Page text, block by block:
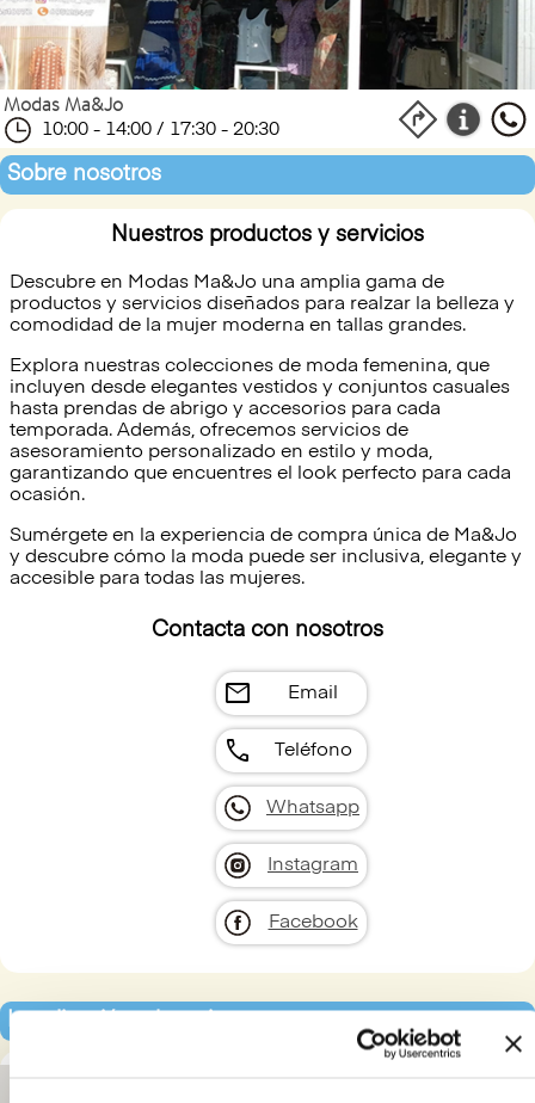
Modas Ma&Jo
10:00 - 14:00 / 17:30 - 20:30
Sobre nosotros
Nuestros productos y servicios
Descubre en Modas Ma&Jo una amplia gama de
productos y servicios diseñados para realzar la belleza y
comodidad de la mujer moderna en tallas grandes.
Explora nuestras colecciones de moda femenina, que
incluyen desde elegantes vestidos y conjuntos casuales
hasta prendas de abrigo y accesorios para cada
temporada. Además, ofrecemos servicios de
asesoramiento personalizado en estilo y moda,
garantizando que encuentres el look perfecto para cada
ocasión.
Sumérgete en la experiencia de compra única de Ma&Jo
y descubre cómo la moda puede ser inclusiva, elegante y
accesible para todas las mujeres.
Contacta con nosotros
mail Email
call Teléfono
Whatsapp
Instagram
Facebook
Localización y horarios